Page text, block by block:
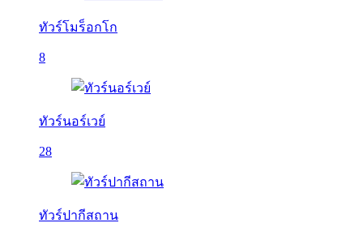
ทัวร์โมร็อกโก
8
ทัวร์นอร์เวย์
28
ทัวร์ปากีสถาน